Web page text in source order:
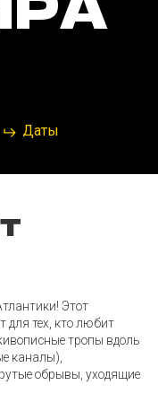
серфинг
точно
уютные пляжи
кто любит
тропы вдоль
уходящие